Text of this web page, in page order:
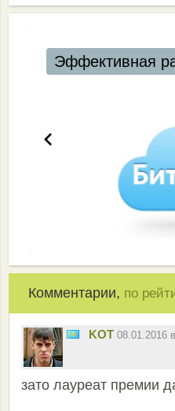
Эффективная
Комментарии, по
KOT 08.01.2016
зато лауреат премии